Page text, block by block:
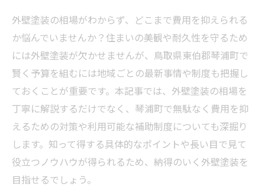
外壁塗装の相場がわからず、どこまで費用を抑えられる
か悩んでいませんか？住まいの美観や耐久性を守るため
には外壁塗装が欠かせませんが、鳥取県東伯郡琴浦町で
賢く予算を組むには地域ごとの最新事情や制度も把握し
ておくことが重要です。本記事では、外壁塗装の相場を
丁寧に解説するだけでなく、琴浦町で無駄なく費用を抑
えるための対策や利用可能な補助制度についても深掘り
します。知って得する具体的なポイントや長い目で見て
役立つノウハウが得られるため、納得のいく外壁塗装を
目指せるでしょう。